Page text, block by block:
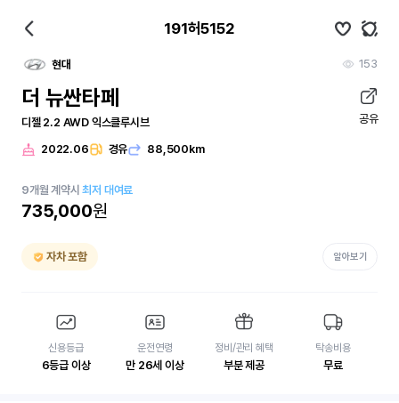
191허5152
현대 153
더 뉴싼타페
디젤 2.2 AWD 익스클루시브 공유
2022.06 경유 88,500km
9개월 계약시최저 대여료
735,000원
자차 포함 알아보기
신용등급
6등급 이상
운전연령
만 26세 이상
정비/관리 혜택
부분 제공
탁송비용
무료